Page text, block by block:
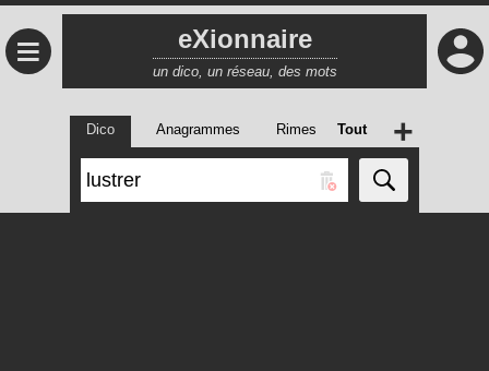
≡ eXionnaire
un dico, un réseau, des mots
Dico Anagrammes Rimes Tout +